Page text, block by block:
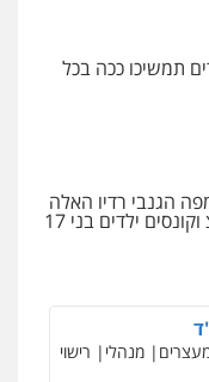
תמשיכו ככה בכל
הגנבי רדיו האלה
שחושבים שאם הם שמים שכפצ וקונסים ילדים בני 17
ליווי וייצוג בחקירות
סמים עבירות מין
מנהלי רישוי